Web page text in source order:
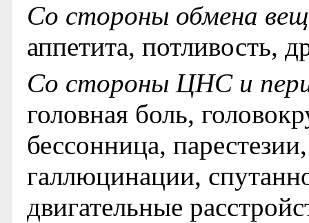
Со стороны обмена
аппетита, потливость,
Со стороны ЦНС и
головная боль,
бессонница,
галлюцинации,
двигательные